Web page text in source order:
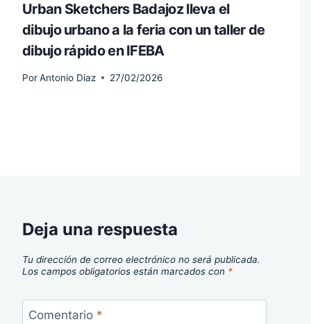
Urban Sketchers Badajoz lleva el
dibujo urbano a la feria con un taller de
dibujo rápido en IFEBA
PorAntonio Diaz 27/02/2026
Deja una respuesta
Tu dirección de correo electrónico no será publicada.
Los campos obligatorios están marcados con *
Comentario *